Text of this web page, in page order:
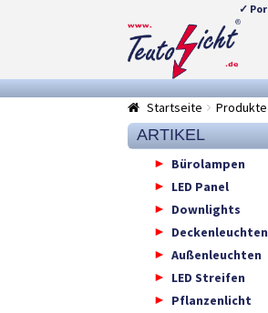
✓
Zur
Navigation
springen
Springe
zum
Startseite
ARTIKEL
Bürolampen
LED Panel
Downlights
Deckenleuchten
Außenleuchten
LED Streifen
Pflanzenlicht